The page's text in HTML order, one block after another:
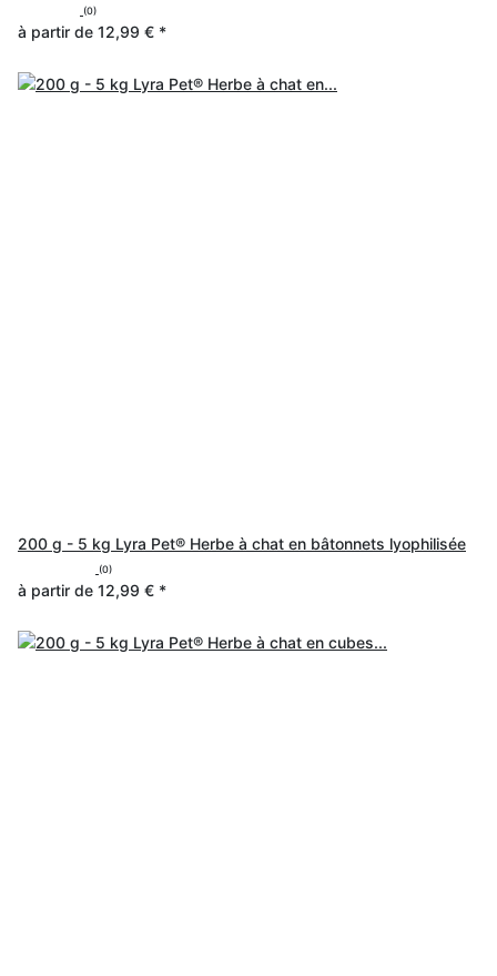
(0)
à partir de 12,99 € *
200 g - 5 kg Lyra Pet® Herbe à chat en bâtonnets lyophilisée
(0)
à partir de 12,99 € *